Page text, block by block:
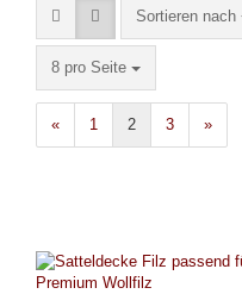
Sortieren nach
Sortieren nach
8 pro Seite
pro Seite
« 1 2 3 »